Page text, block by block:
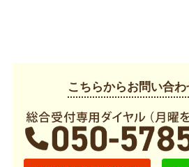
こちらからお問い合